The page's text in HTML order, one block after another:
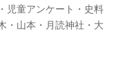
児童アンケート・史料
・山本・月読神社・大